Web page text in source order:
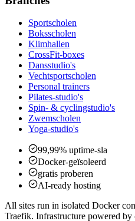
Sportscholen
Boksscholen
Klimhallen
CrossFit-boxes
Dansstudio's
Vechtsportscholen
Personal trainers
Pilates-studio's
Spin- & cyclingstudio's
Zwemscholen
Yoga-studio's
99,99% uptime-sla
Docker-geïsoleerd
gratis proberen
AI-ready hosting
All sites run in isolated Docker
Traefik. Infrastructure powered by